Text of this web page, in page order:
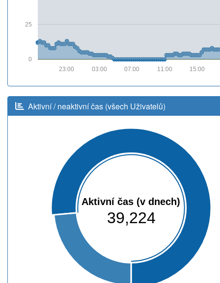
0
25
15:00
11:00
07:00
03:00
23:00
Aktivní / neaktivní čas (všech Uživatelů)
Aktivní čas (v dnech)
39,224